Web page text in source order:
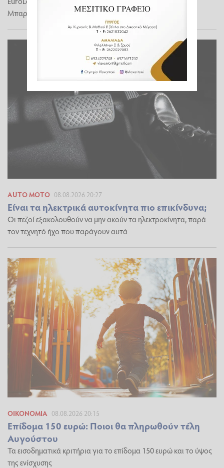
Μπαρτζώκας
Είναι τα ηλεκτρικά αυτοκίνητα πιο επικίνδυνα;
Οι πεζοί εξακολουθούν να μην ακούν τα ηλεκτροκίνητα, παρά
τον τεχνητό ήχο που παράγουν αυτά
AUTO MOTO 08.08.2026 20:27
Επίδομα 150 ευρώ: Ποιοι θα πληρωθούν τέλη
Αυγούστου
Τα εισοδηματικά κριτήρια για το επίδομα 150 ευρώ και το ύψος
της ενίσχυσης
ΟΙΚΟΝΟΜΊΑ 08.08.2026 20:15